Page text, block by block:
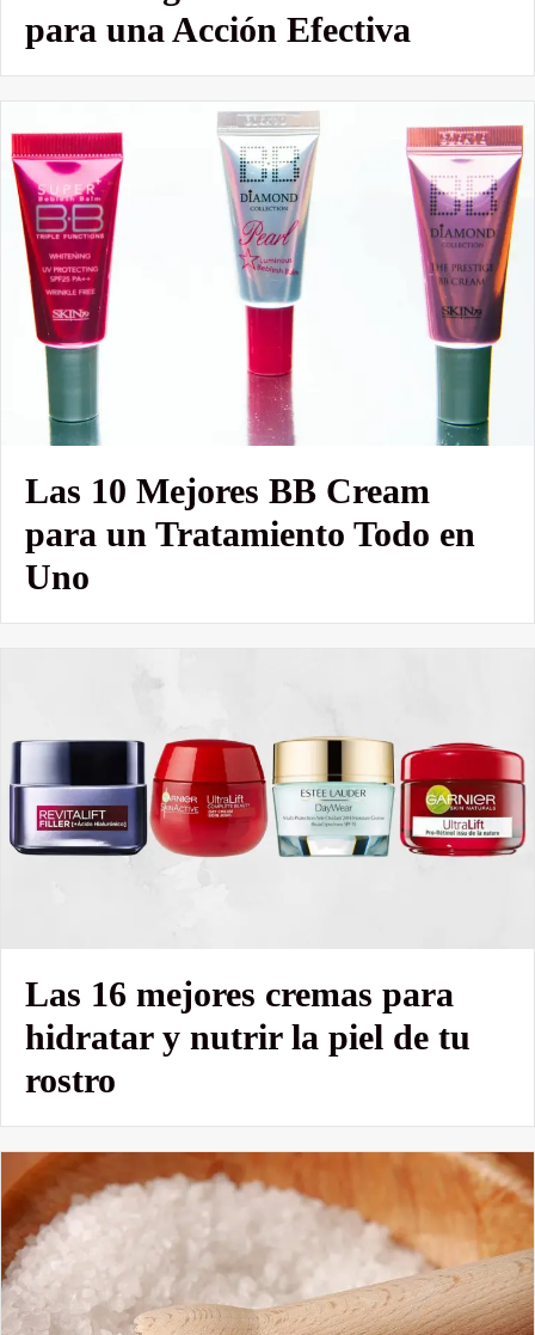
para una Acción Efectiva
Las 10 Mejores BB Cream
para un Tratamiento Todo en
Uno
Las 16 mejores cremas para
hidratar y nutrir la piel de tu
rostro